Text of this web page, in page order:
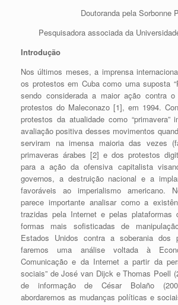
Doutoranda pela Sorbonne
Pesquisadora associada da
Introdução
Nos últimos meses, a imprensa
os protestos em Cuba como uma suposta
sendo considerada a maior ação contra
protestos do Maleconazo [1], em 1994.
protestos da atualidade como “primavera”
avaliação positiva desses movimentos
serviram na imensa maioria das vezes
primaveras árabes [2] e dos protestos
para a ação da ofensiva capitalista
governos, a destruição nacional e a
favoráveis ao imperialismo americano.
parece importante analisar como a
trazidas pela Internet e pelas plataformas
formas mais sofisticadas de
Estados Unidos contra a soberania dos
faremos uma análise voltada à
Comunicação e da Internet a partir da
sociais” de José van Dijck e Thomas Poell
de informação de César Bolaño
abordaremos as mudanças políticas e